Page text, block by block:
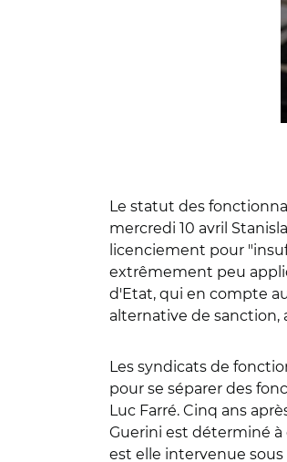
Le statut des
mercredi 10 avril
licenciement pour
extrêmement peu
d'Etat, qui en compte
alternative de sanction,
Les syndicats de
pour se séparer des
Luc Farré. Cinq ans
Guerini est déterminé à
est elle intervenue